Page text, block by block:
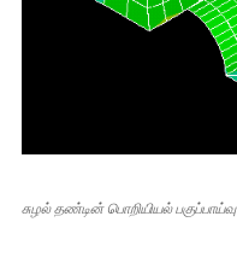
சுழல் தண்டின் பொறியியல் பகுப்பாய்வு